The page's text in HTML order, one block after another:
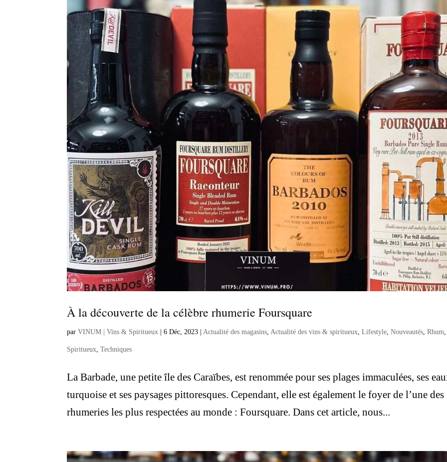
À la découverte de la célèbre rhumerie Foursquare
parVINUM | Vins & Spiritueux |6 Déc, 2023 Actualité des magasins Actualité des vins & spiritueux ,Lifestyle ,Nouveautés ,Rhum
Spiritueux ,Techniques
La Barbade, une petite île des Caraïbes, est renommée pour ses plages immaculées, ses
turquoise et ses paysages pittoresques. Cependant, elle est également le foyer de l’une des
rhumeries les plus respectées au monde : Foursquare. Dans cet article, nous...